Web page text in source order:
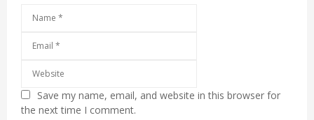
Save my name, email, and website in this browser for
the next time I comment.